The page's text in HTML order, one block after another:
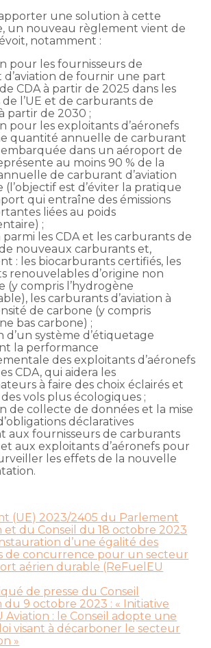
une solution à cette
un nouveau règlement vient de
notamment :
pour les fournisseurs de
de fournir une part
CDA à partir de 2025 dans les
l’UE et de carburants de
partir de 2030 ;
pour les exploitants d’aéronefs
quantité annuelle de carburant
embarquée dans un aéroport de
au moins 90 % de la
de carburant d’aviation
(l’objectif est d’éviter la pratique
qui entraîne des émissions
liées au poids
;
parmi les CDA et les carburants de
nouveaux carburants et,
: les biocarburants certifiés, les
renouvelables d’origine non
(y compris l’hydrogène
les carburants d’aviation à
de carbone (y compris
bas carbone) ;
d’un système d’étiquetage
la performance
des exploitants d’aéronefs
CDA, qui aidera les
à faire des choix éclairés et
vols plus écologiques ;
de collecte de données et la mise
déclaratives
aux fournisseurs de carburants
et aux exploitants d’aéronefs pour
les effets de la nouvelle
(UE) 2023/2405 du Parlement
du Conseil du 18 octobre 2023
d’une égalité des
de concurrence pour un secteur
aérien durable (ReFuelEU
de presse du Conseil
9 octobre 2023 : « Initiative
Aviation : le Conseil adopte une
visant à décarboner le secteur
»